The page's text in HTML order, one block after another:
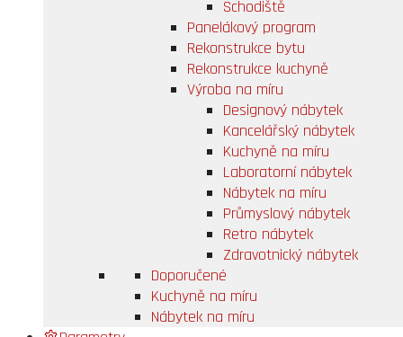
Schodiště
Panelákový program
Rekonstrukce bytu
Rekonstrukce kuchyně
Výroba na míru
Designový nábytek
Kancelářský nábytek
Kuchyně na míru
Laboratorní nábytek
Nábytek na míru
Průmyslový nábytek
Retro nábytek
Zdravotnický nábytek
Doporučené
Kuchyně na míru
Nábytek na míru